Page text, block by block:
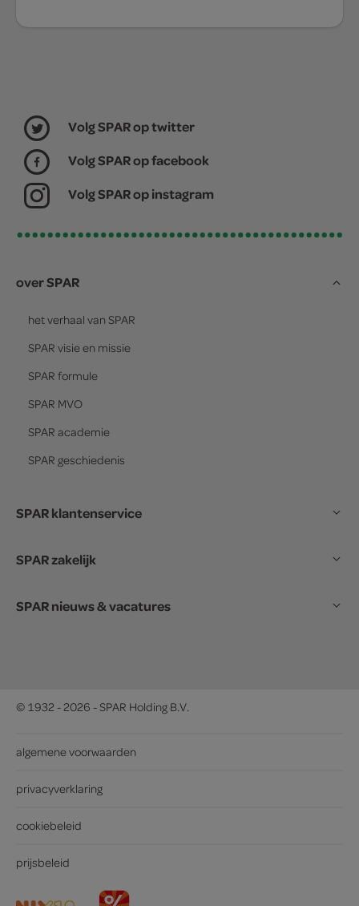
Volg SPAR op twitter
Volg SPAR op facebook
Volg SPAR op instagram
over SPAR
het verhaal van SPAR
SPAR visie en missie
SPAR formule
SPAR MVO
SPAR academie
SPAR geschiedenis
SPAR klantenservice
SPAR zakelijk
SPAR nieuws & vacatures
© 1932 - 2026 - SPAR Holding B.V.
algemene voorwaarden
privacyverklaring
cookiebeleid
prijsbeleid